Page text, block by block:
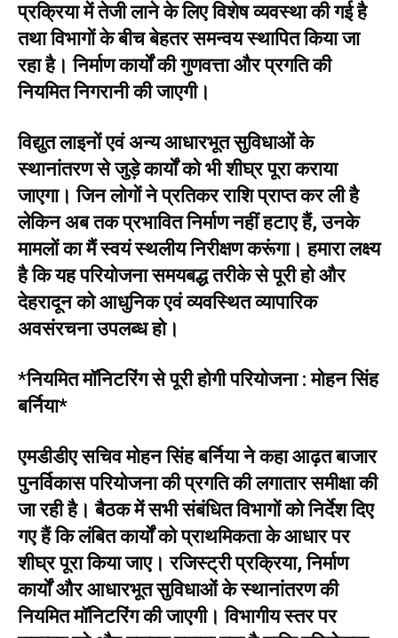
प्रक्रिया में तेजी लाने के लिए विशेष व्यवस्था की गई है
तथा विभागों के बीच बेहतर समन्वय स्थापित किया जा
रहा है। निर्माण कार्यों की गुणवत्ता और प्रगति की
नियमित निगरानी की जाएगी।
विद्युत लाइनों एवं अन्य आधारभूत सुविधाओं के
स्थानांतरण से जुड़े कार्यों को भी शीघ्र पूरा कराया
जाएगा। जिन लोगों ने प्रतिकर राशि प्राप्त कर ली है
लेकिन अब तक प्रभावित निर्माण नहीं हटाए हैं, उनके
मामलों का मैं स्वयं स्थलीय निरीक्षण करूंगा। हमारा लक्ष्य
है कि यह परियोजना समयबद्ध तरीके से पूरी हो और
देहरादून को आधुनिक एवं व्यवस्थित व्यापारिक
अवसंरचना उपलब्ध हो।
*नियमित मॉनिटरिंग से पूरी होगी परियोजना : मोहन सिंह
बर्निया*
एमडीडीए सचिव मोहन सिंह बर्निया ने कहा आढ़त बाजार
पुनर्विकास परियोजना की प्रगति की लगातार समीक्षा की
जा रही है। बैठक में सभी संबंधित विभागों को निर्देश दिए
गए हैं कि लंबित कार्यों को प्राथमिकता के आधार पर
शीघ्र पूरा किया जाए। रजिस्ट्री प्रक्रिया, निर्माण
कार्यों और आधारभूत सुविधाओं के स्थानांतरण की
नियमित मॉनिटरिंग की जाएगी। विभागीय स्तर पर